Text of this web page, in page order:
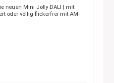
neuen Mini Jolly DALI | mit
oder völlig flickerfrei mit AM-